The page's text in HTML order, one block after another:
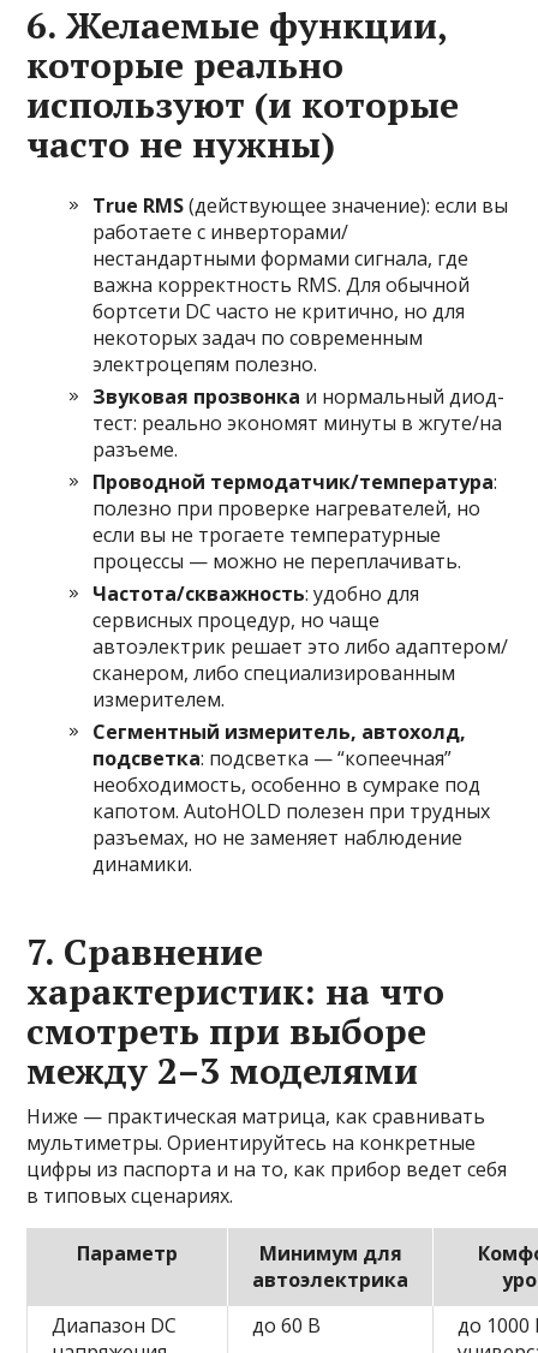
6. Желаемые функции,
которые реально
используют (и которые
часто не нужны)
True RMS(действующее значение): если вы
работаете с инверторами/
нестандартными формами сигнала, где
важна корректность RMS. Для обычной
бортсети DC часто не критично, но для
некоторых задач по современным
электроцепям полезно.
Звуковая прозвонка и нормальный диод-
тест: реально экономят минуты в жгуте/на
разъеме.
Проводной термодатчик/температура:
полезно при проверке нагревателей, но
если вы не трогаете температурные
процессы — можно не переплачивать.
Частота/скважность: удобно для
сервисных процедур, но чаще
автоэлектрик решает это либо адаптером/
сканером, либо специализированным
измерителем.
Сегментный измеритель, автохолд,
подсветка: подсветка — “копеечная”
необходимость, особенно в сумраке под
капотом. AutoHOLD полезен при трудных
разъемах, но не заменяет наблюдение
динамики.
7. Сравнение
характеристик: на что
смотреть при выборе
между 2–3 моделями
Ниже — практическая матрица, как сравнивать
мультиметры. Ориентируйтесь на конкретные
цифры из паспорта и на то, как прибор ведет себя
в типовых сценариях.
Параметр
Минимум для
автоэлектрика
Диапазон DC
до 60 В
до 1000